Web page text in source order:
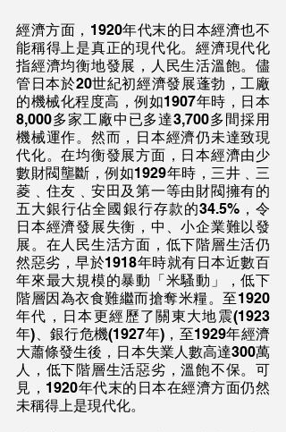
經濟方面，1920年代末的日本經濟也不
能稱得上是真正的現代化。經濟現代化
指經濟均衡地發展，人民生活溫飽。儘
管日本於20世紀初經濟發展蓬勃，工廠
的機械化程度高，例如1907年時，日本
8,000多家工廠中已多達3,700多間採用
機械運作。然而，日本經濟仍未達致現
代化。在均衡發展方面，日本經濟由少
數財閥壟斷，例如1929年時，三井﹑三
菱﹑住友﹑安田及第一等由財閥擁有的
五大銀行佔全國銀行存款的34.5%，令
日本經濟發展失衡，中、小企業難以發
展。在人民生活方面，低下階層生活仍
然惡劣，早於1918年時就有日本近數百
年來最大規模的暴動「米騷動」，低下
階層因為衣食難繼而搶奪米糧。至1920
年代，日本更經歷了關東大地震(1923
年)、銀行危機(1927年)，至1929年經濟
大蕭條發生後，日本失業人數高達300萬
人，低下階層生活惡劣，溫飽不保。可
見，1920年代末的日本在經濟方面仍然
未稱得上是現代化。